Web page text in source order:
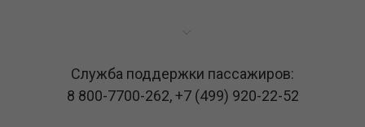
Служба поддержки пассажиров:
8 800-7700-262,+7 (499) 920-22-52